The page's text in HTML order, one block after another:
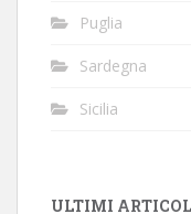
Puglia
Sardegna
Sicilia
ULTIMI